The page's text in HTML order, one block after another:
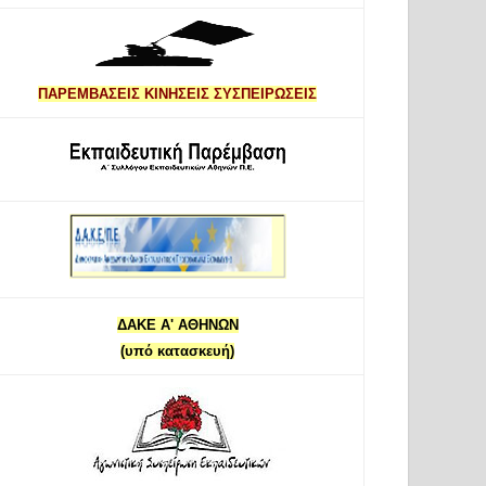
ΠΑΡΕΜΒΑΣΕΙΣ ΚΙΝΗΣΕΙΣ ΣΥΣΠΕΙΡΩΣΕΙΣ
ΔΑΚΕ Α' ΑΘΗΝΩΝ
(υπό κατασκευή)